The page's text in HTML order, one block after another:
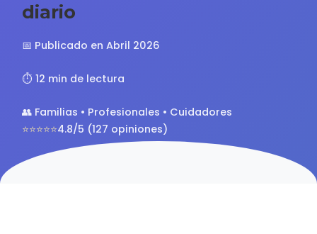
diario
📅 Publicado en Abril 2026
⏱️ 12 min de lectura
👥 Familias • Profesionales • Cuidadores
⭐⭐⭐⭐⭐4.8/5 (127 opiniones)